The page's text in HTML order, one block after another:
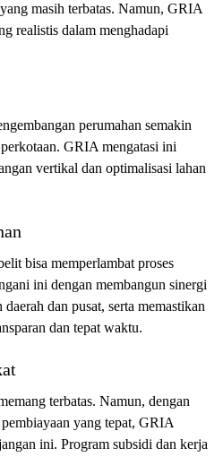
masih terbatas. Namun, GRIA
realistis dalam menghadapi
perumahan semakin
GRIA mengatasi ini
vertikal dan optimalisasi lahan
bisa memperlambat proses
ini dengan membangun sinergi
dan pusat, serta memastikan
dan tepat waktu.
terbatas. Namun, dengan
yang tepat, GRIA
ini. Program subsidi dan kerja